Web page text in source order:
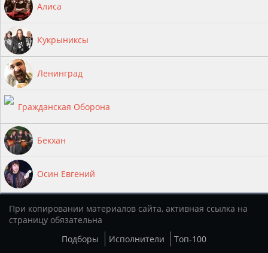
Алиса
Кукрыниксы
Ленинград
Гражданская Оборона
Бекхан
Осин Евгений
При копировании материалов сайта, активная ссылка на
страницу обязательна
Подборы
Исполнители Топ-100